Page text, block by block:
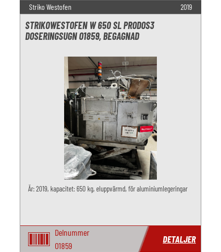
Striko Westofen 2019
STRIKOWESTOFEN W 650 SL PRODOS3
DOSERINGSUGN O1859, BEGAGNAD
År: 2019, kapacitet: 650 kg, eluppvärmd, för aluminiumlegeringar
Delnummer
O1859
DETALJER